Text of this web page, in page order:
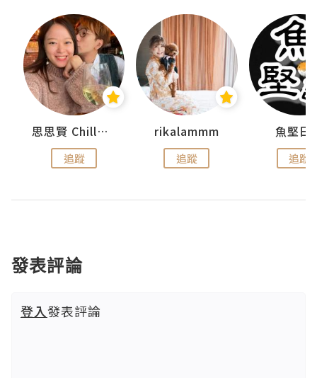
思思賢 ChillMyBabe
追蹤
rikalammm
追蹤
魚堅日
追蹤
發表評論
登入發表評論